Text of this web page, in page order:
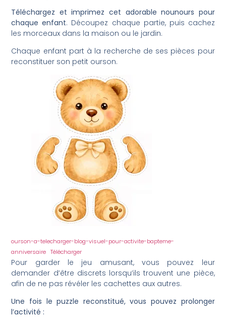
Téléchargez et imprimez cet adorable nounours pour
chaque enfant. Découpez chaque partie, puis cachez
les morceaux dans la maison ou le jardin.
Chaque enfant part à la recherche de ses pièces pour
reconstituer son petit ourson.
ourson-a-telecharger-blog-visuel-pour-activite-bapteme-
anniversaire Télécharger
Pour garder le jeu amusant, vous pouvez leur
demander d’être discrets lorsqu’ils trouvent une pièce,
afin de ne pas révéler les cachettes aux autres.
Une fois le puzzle reconstitué, vous pouvez prolonger
l’activité :